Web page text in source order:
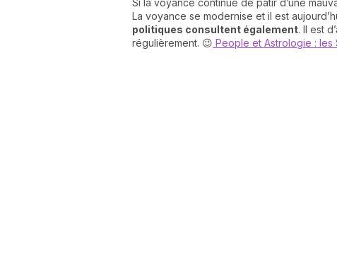
La voyance se modernise et il est
politiques consultent également. Il est
régulièrement. 😉 People et Astrologie :